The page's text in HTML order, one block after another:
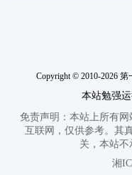
Copyright © 2010-2026 第
本站勉强
免责声明：本站上所有
互联网，仅供参考。其
关，本站不
湘